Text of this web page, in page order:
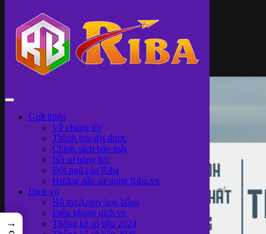
Giới thiệu
Về chúng tôi
Thành tựu đạt được
Chính sách bảo mật
Hồ sơ năng lực
Đội ngũ của Riba
Hướng dẫn sử dụng Riba.vn
Dịch vụ
Hỗ trợ Apply học bổng
Điều khoản dịch vụ
Thống kê số liệu 2024
→